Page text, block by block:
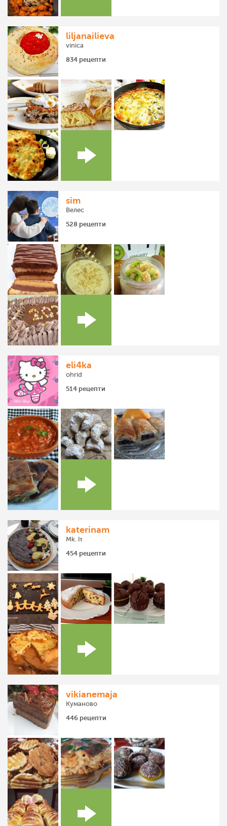
liljanailieva
vinica
834 рецепти
sim
Велес
528 рецепти
eli4ka
ohrid
514 рецепти
katerinam
Mk. It
454 рецепти
vikianemaja
Куманово
446 рецепти